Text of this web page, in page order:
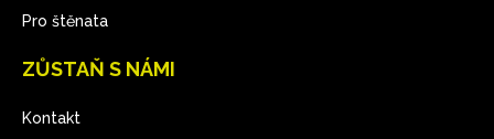
Pro štěnata
ZŮSTAŇ S NÁMI
Kontakt